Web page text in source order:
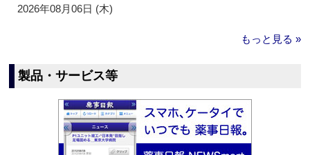
2026年08月06日 (木)
もっと見る »
製品・サービス等